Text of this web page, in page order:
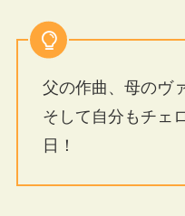
父の作曲、母のヴ
そして自分もチェ
日！